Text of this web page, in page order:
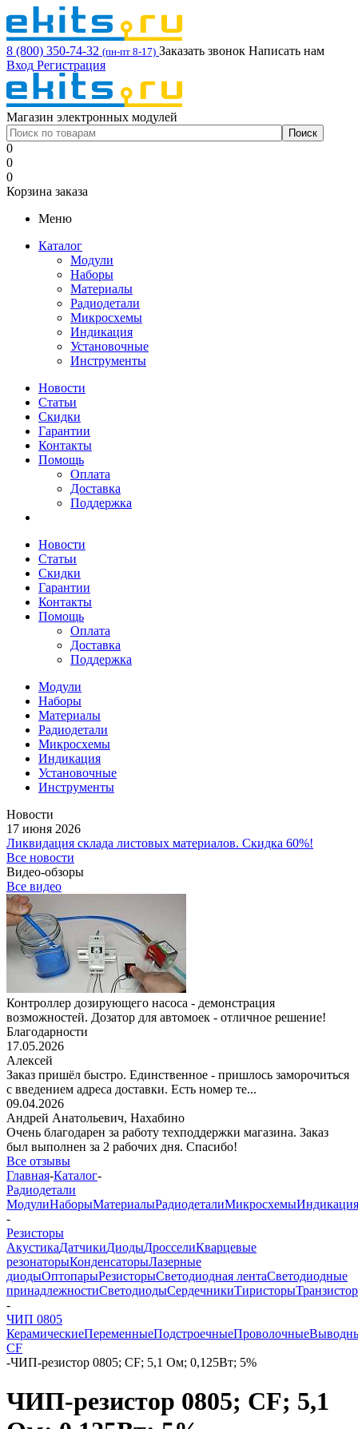
8 (800) 350-74-32 (пн-пт 8-17) Заказать звонок Написать нам
Вход Регистрация
Магазин электронных модулей
0
0
0
Корзина заказа
Меню
Каталог
Модули
Наборы
Материалы
Радиодетали
Микросхемы
Индикация
Установочные
Инструменты
Новости
Статьи
Скидки
Гарантии
Контакты
Помощь
Оплата
Доставка
Поддержка
Новости
Статьи
Скидки
Гарантии
Контакты
Помощь
Оплата
Доставка
Поддержка
Модули
Наборы
Материалы
Радиодетали
Микросхемы
Индикация
Установочные
Инструменты
Новости
17 июня 2026
Ликвидация склада листовых материалов. Скидка 60%!
Все новости
Видео-обзоры
Все видео
Контроллер дозирующего насоса - демонстрация
возможностей. Дозатор для автомоек - отличное решение!
Благодарности
17.05.2026
Алексей
Заказ пришёл быстро. Единственное - пришлось заморочиться
с введением адреса доставки. Есть номер те...
09.04.2026
Андрей Анатольевич, Нахабино
Очень благодарен за работу техподдержки магазина. Заказ
был выполнен за 2 рабочих дня. Спасибо!
Все отзывы
Главная-Каталог-
Радиодетали
МодулиНаборыМатериалыРадиодеталиМикросхемыИндикация
-
Резисторы
АкустикаДатчикиДиодыДросселиКварцевые
резонаторыКонденсаторыЛазерные
диодыОптопарыРезисторыСветодиодная лентаСветодиодные
принадлежностиСветодиодыСердечникиТиристоры
-
ЧИП 0805
КерамическиеПеременныеПодстроечныеПроволочные
CF
-ЧИП-резистор 0805; CF; 5,1 Ом; 0,125Вт; 5%
ЧИП-резистор 0805; CF; 5,1